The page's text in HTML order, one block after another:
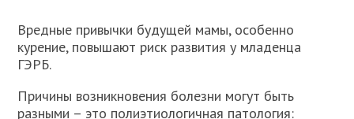
Вредные привычки будущей мамы, особенно
курение, повышают риск развития у младенца
ГЭРБ.
Причины возникновения болезни могут быть
разными – это полиэтиологичная патология: